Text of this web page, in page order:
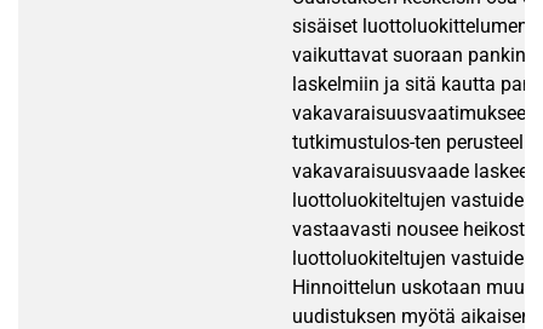
sisäiset
vaikuttavat suoraan pankin
laskelmiin ja sitä kautta
tutkimustulos-ten perusteella
vakavaraisuusvaade laskee
luottoluokiteltujen vastuiden
vastaavasti nousee heikosti
luottoluokiteltujen vastuiden
Hinnoittelun uskotaan
uudistuksen myötä